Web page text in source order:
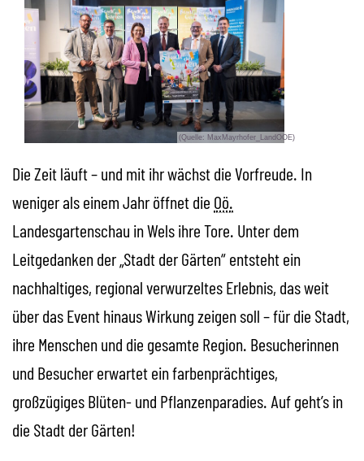
(Quelle: MaxMayrhofer_LandOOE)
Die Zeit läuft – und mit ihr wächst die Vorfreude. In
weniger als einem Jahr öffnet die Oö.
Landesgartenschau in Wels ihre Tore. Unter dem
Leitgedanken der „Stadt der Gärten“ entsteht ein
nachhaltiges, regional verwurzeltes Erlebnis, das weit
über dasEventhinaus Wirkung zeigen soll – für die Stadt,
ihre Menschen und die gesamte Region. Besucherinnen
und Besucher erwartet ein farbenprächtiges,
großzügiges Blüten- und Pflanzenparadies. Auf geht’s in
die Stadt der Gärten!